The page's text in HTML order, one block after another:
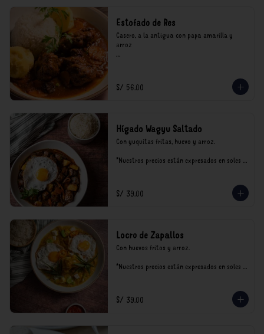
Estofado de Res
Casero, a la antigua con papa amarilla y
arroz
consumo.
S/ 56.00
Hígado Wagyu Saltado
Con yuquitas fritas, huevo y arroz.
*Nuestros precios están expresados en soles e
S/ 39.00
Locro de Zapallos
Con huevos fritos y arroz.
*Nuestros precios están expresados en soles e
S/ 39.00